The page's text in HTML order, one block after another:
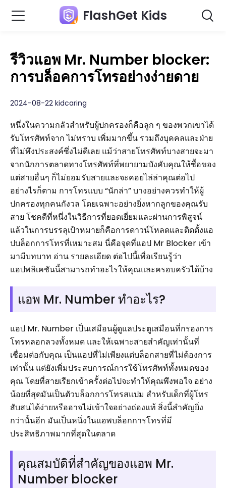
FlashGet Kids
รีวิวแอพ Mr. Number blocker:
การบล็อคการโทรอย่างง่ายดาย
2024-08-22 kidcaring
หนึ่งในความกลัวสำหรับผู้ปกครองก็คือลูก ๆ ของพวกเขาได้
รับโทรศัพท์จาก ไม่ทราบ เพิ่มมากขึ้น รวมถึงบุคคลและฝ่าย
ที่ไม่พึงประสงค์ซึ่งไม่ดีเลย แม้ว่าสายโทรศัพท์บางสายจะมา
จากนักการตลาดทางโทรศัพท์ที่พยายามบังคับคุณให้ซื้อของ
แต่สายอื่นๆ ก็ไม่ยอมรับสายและจะคอยไล่ล่าคุณต่อไป
อย่างไรก็ตาม การโทรแบบ “นักล่า” บางอย่างควรทำให้ผู้
ปกครองทุกคนกังวล โดยเฉพาะอย่างยิ่งหากลูกของคุณรับ
สาย โชคดีที่หนึ่งในวิธีการที่ยอดเยี่ยมและผ่านการพิสูจน์
แล้วในการบรรลุเป้าหมายก็คือการดาวน์โหลดและติดตั้งแอ
ปบล็อกการโทรที่เหมาะสม นี่คือจุดที่แอป Mr Blocker เข้า
มามีบทบาท อ่าน รายละเอียด ต่อไปนี้เพื่อเรียนรู้ว่า
แอปพลิเคชันนี้สามารถทำอะไรให้คุณและครอบครัวได้บ้าง
แอพ Mr. Number ทำอะไร?
แอป Mr. Number เป็นเสมือนผู้ดูแลประตูเสมือนที่กรองการ
โทรหลอกลวงทั้งหมด และให้เฉพาะสายสำคัญเท่านั้นที่
เชื่อมต่อกับคุณ เป็นแอปที่ไม่เพียงแต่บล็อกสายที่ไม่ต้องการ
เท่านั้น แต่ยังเพิ่มประสบการณ์การใช้โทรศัพท์ทั้งหมดของ
คุณ โดยที่สายเรียกเข้าครั้งต่อไปจะทำให้คุณพึงพอใจ อย่าง
น้อยที่สุดมันเป็นตัวบล็อกการโทรสแปม สำหรับเด็กที่ผู้โทร
สับสนได้ง่ายหรืออาจไม่เข้าใจอย่างถ่องแท้ สิ่งนี้สำคัญยิ่ง
กว่านั้นอีก มันเป็นหนึ่งในแอพบล็อกการโทรที่มี
ประสิทธิภาพมากที่สุดในตลาด
คุณสมบัติที่สำคัญของแอพ Mr.
Number blocker